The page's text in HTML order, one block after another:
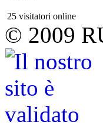
25 visitatori online
© 2009